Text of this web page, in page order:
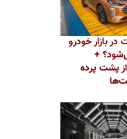
بازار خودرو
+
پشت پرده